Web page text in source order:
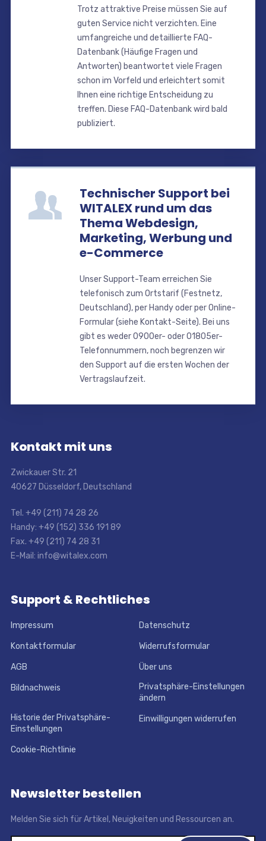
Trotz attraktive Preise müssen Sie auf
guten Service nicht verzichten. Eine
umfangreiche und detaillierte FAQ-
Datenbank (Häufige Fragen und
Antworten) beantwortet viele Fragen
schon im Vorfeld und erleichtert somit
Ihnen eine richtige Entscheidung zu
treffen. Diese FAQ-Datenbank wird bald
publiziert.
Technischer Support bei
WITALEX rund um das
Thema Webdesign,
Marketing, Werbung und
e-Commerce
Unser Support-Team erreichen Sie
telefonisch zum Ortstarif (Festnetz,
Deutschland), per Handy oder per Online-
Formular (siehe Kontakt-Seite). Bei uns
gibt es weder 0900er- oder 01805er-
Telefonnummern, noch begrenzen wir
den Support auf die ersten Wochen der
Vertragslaufzeit.
Kontakt mit uns
Zwickauer Str. 21
40627 Düsseldorf, Deutschland
Tel. +49 (211) 74 28 26
Handy: +49 (152) 336 191 89
Fax. +49 (211) 74 28 31
E-Mail: info@witalex.com
Support & Rechtliches
Impressum Datenschutz
Kontaktformular Widerrufsformular
AGB Über uns
Bildnachweis
Privatsphäre-Einstellungen
ändern
Historie der Privatsphäre-
Einstellungen
Einwilligungen widerrufen
Cookie-Richtlinie
Newsletter bestellen
Melden Sie sich für Artikel, Neuigkeiten und Ressourcen an.